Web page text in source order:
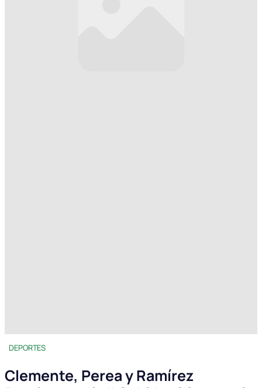
DEPORTES
Clemente, Perea y Ramírez